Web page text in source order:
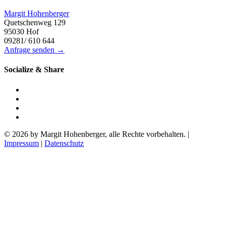
Margit Hohenberger
Quetschenweg 129
95030 Hof
09281/ 610 644
Anfrage senden →
Socialize & Share
© 2026 by Margit Hohenberger, alle Rechte vorbehalten. |
Impressum | Datenschutz